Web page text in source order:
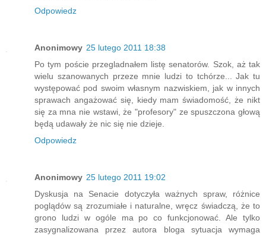
Odpowiedz
Anonimowy 25 lutego 2011 18:38
Po tym poście przegladnałem listę senatorów. Szok, aż tak
wielu szanowanych przeze mnie ludzi to tchórze... Jak tu
występować pod swoim własnym nazwiskiem, jak w innych
sprawach angażować się, kiedy mam świadomość, że nikt
się za mna nie wstawi, że "profesory" ze spuszczona głową
będą udawały że nic się nie dzieje.
Odpowiedz
Anonimowy 25 lutego 2011 19:02
Dyskusja na Senacie dotyczyła ważnych spraw, różnice
poglądów są zrozumiałe i naturalne, wręcz świadczą, że to
grono ludzi w ogóle ma po co funkcjonować. Ale tylko
zasygnalizowana przez autora bloga sytuacja wymaga